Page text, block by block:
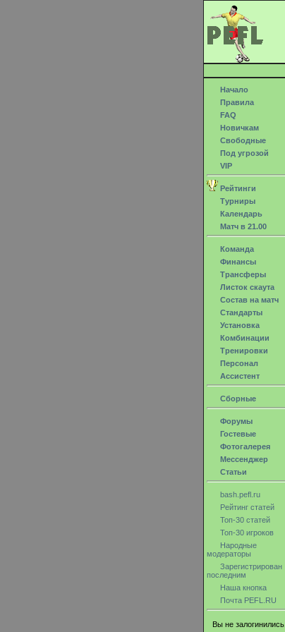
Начало
Правила
FAQ
Новичкам
Свободные
Под угрозой
VIP
Рейтинги
Турниры
Календарь
Матч в 21.00
Команда
Финансы
Трансферы
Листок скаута
Состав на матч
Стандарты
Установка
Комбинации
Тренировки
Персонал
Ассистент
Сборные
Форумы
Гостевые
Фотогалерея
Мессенджер
Статьи
bash.pefl.ru
Рейтинг статей
Топ-30 статей
Топ-30 игроков
Народные
модераторы
Зарегистрирован
последним
Наша кнопка
Почта PEFL.RU
Вы не залогинились.